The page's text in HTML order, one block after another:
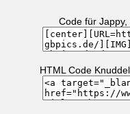
Code für
HTML Code